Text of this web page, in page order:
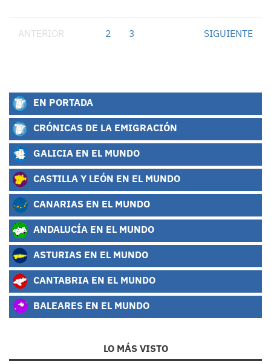
ANTERIOR 2 3 SIGUIENTE
EN PORTADA
CRÓNICAS DE LA EMIGRACIÓN
GALICIA EN EL MUNDO
CASTILLA Y LEÓN EN EL MUNDO
CANARIAS EN EL MUNDO
ANDALUCÍA EN EL MUNDO
ASTURIAS EN EL MUNDO
CANTABRIA EN EL MUNDO
BALEARES EN EL MUNDO
LO MÁS VISTO